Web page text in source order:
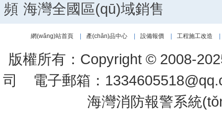
頻 海灣全國區(qū)域銷售
網(wǎng)站首頁 產(chǎn)品中心 設備報價 工程施工改造
版權所有：Copyright © 2008-
司
電子郵箱：
海灣消防報警系統